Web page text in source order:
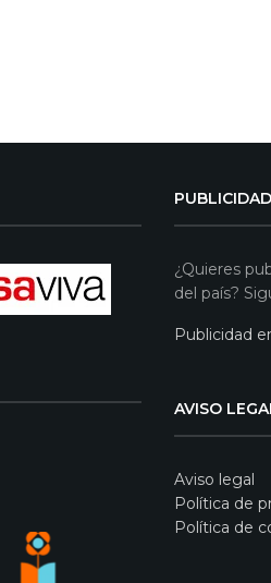
PUBLICIDAD
¿Quieres
del país?
Publicidad
AVISO
Aviso legal
Política de
Política de